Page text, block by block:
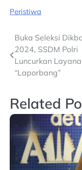
Peristiwa
Post
navigation
Buka Seleksi
2024, SSDM Polri
Luncurkan
“Laporbang”
Related